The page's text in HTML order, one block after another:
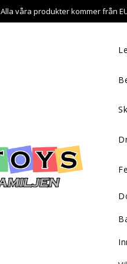
Alla våra produkter kommer från